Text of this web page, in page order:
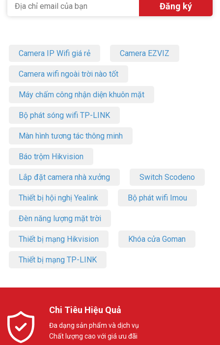
Camera IP Wifi giá rẻ Camera EZVIZ
Camera wifi ngoài trời nào tốt
Máy chấm công nhận diện khuôn mặt
Bộ phát sóng wifi TP-LINK
Màn hình tương tác thông minh
Báo trộm Hikvision
Lắp đặt camera nhà xưởng Switch Scodeno
Thiết bị hội nghị Yealink Bộ phát wifi Imou
Đèn năng lượng mặt trời
Thiết bị mạng Hikvision Khóa cửa Goman
Thiết bị mạng TP-LINK
Chi Tiêu Hiệu Quả
Đa dạng sản phẩm và dịch vụ
Chất lượng cao với giá ưu đãi